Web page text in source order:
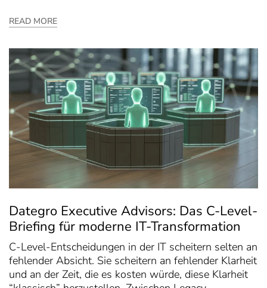
READ MORE
Dategro Executive Advisors: Das C-Level-
Briefing für moderne IT-Transformation
C-Level-Entscheidungen in der IT scheitern selten an
fehlender Absicht. Sie scheitern an fehlender Klarheit
und an der Zeit, die es kosten würde, diese Klarheit